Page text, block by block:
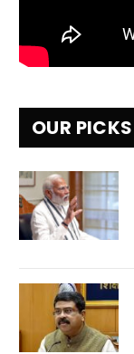
OUR PICKS